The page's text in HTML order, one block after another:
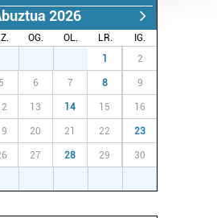
zure datu pertsonalak
IP zenbakia, besteak beste,
adibidez, iragarki eta eduki
iragarkiak eta edukia
informazioa biltzeko eta
Zure datuak nork eta zertarako
dezakezu.
baimenik eskatzen, eta beren
babesten dira. Ikusi gure
2026
OG. OL. LR.
IG.
1 2
5 6 7 8 9
13 14 15 16
20 21 22 23
27 28 29 30